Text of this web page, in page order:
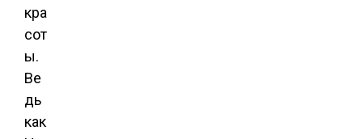
кра
сот
ы.
Ве
дь
как